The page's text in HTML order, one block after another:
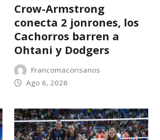
Crow-Armstrong
conecta 2 jonrones, los
Cachorros barren a
Ohtani y Dodgers
Francomacorisanos
Ago 6, 2026